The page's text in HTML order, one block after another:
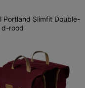
Portland Slimfit Double-
d-rood